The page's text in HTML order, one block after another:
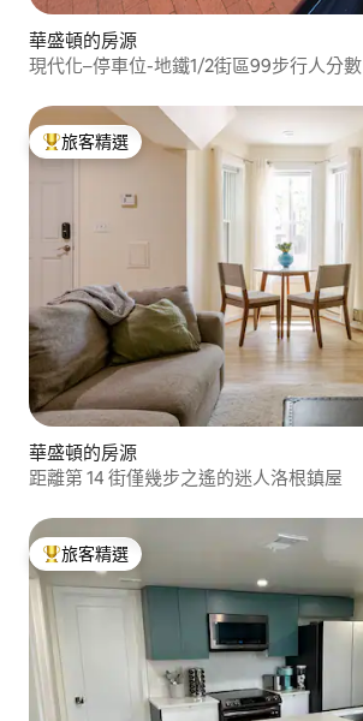
華盛頓的房源
現代化–停車位-地鐵1/2街區99步行人分數
旅客精選榜首
旅客精選
華盛頓的房源
距離第 14 街僅幾步之遙的迷人洛根鎮屋
旅客精選榜首
旅客精選